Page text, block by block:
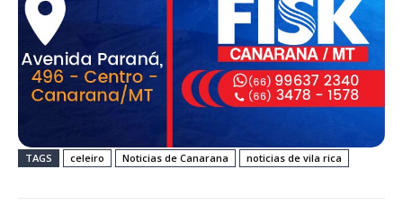
TAGS celeiro Noticias de Canarana noticias de vila rica